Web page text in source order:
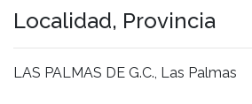
Localidad, Provincia
LAS PALMAS DE G.C., Las Palmas